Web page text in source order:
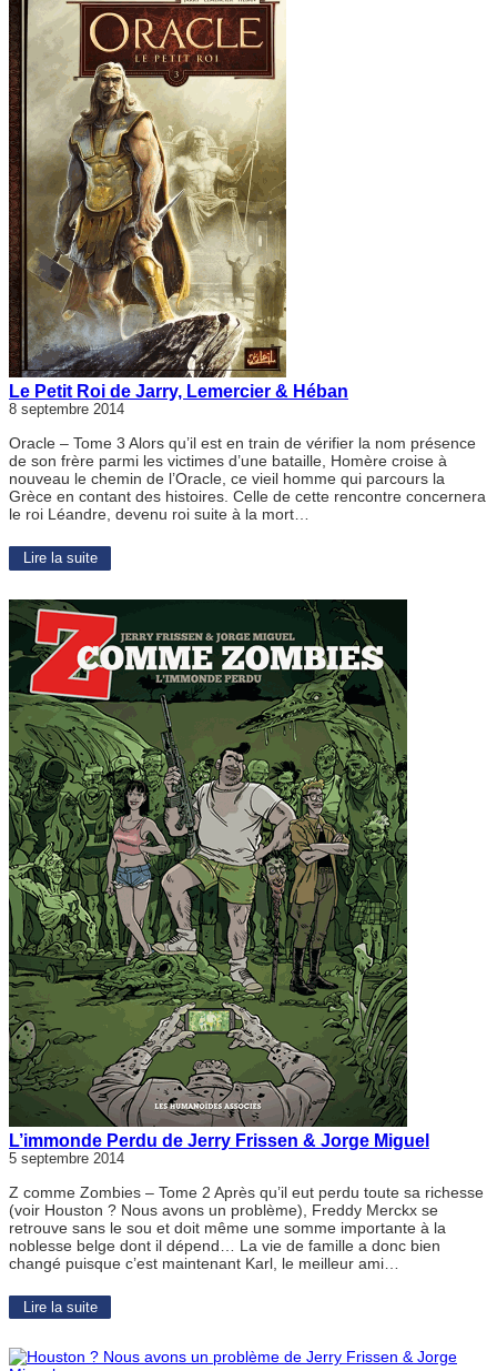
Le Petit Roi de Jarry, Lemercier & Héban
8 septembre 2014
Oracle – Tome 3 Alors qu’il est en train de vérifier la nom présence
de son frère parmi les victimes d’une bataille, Homère croise à
nouveau le chemin de l’Oracle, ce vieil homme qui parcours la
Grèce en contant des histoires. Celle de cette rencontre concernera
le roi Léandre, devenu roi suite à la mort…
Lire la suite
L’immonde Perdu de Jerry Frissen & Jorge Miguel
5 septembre 2014
Z comme Zombies – Tome 2 Après qu’il eut perdu toute sa richesse
(voir Houston ? Nous avons un problème), Freddy Merckx se
retrouve sans le sou et doit même une somme importante à la
noblesse belge dont il dépend… La vie de famille a donc bien
changé puisque c’est maintenant Karl, le meilleur ami…
Lire la suite